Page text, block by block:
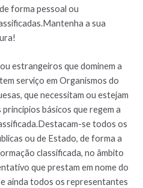
forma pessoal ou
a sua
estrangeiros que dominem a
serviço em Organismos do
que necessitam ou estejam
básicos que regem a
se todos os
ou de Estado, de forma a
classificada, no âmbito
que prestam em nome do
ainda todos os representantes